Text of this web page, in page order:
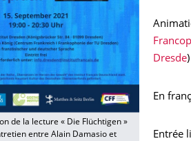
de la lecture « Die Flüchtigen »
entre Alain Damasio et
Dresde)
En
Entrée